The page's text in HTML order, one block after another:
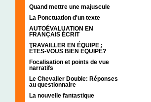
Quand mettre une majuscule
La Ponctuation d'un texte
AUTOÉVALUATION EN
FRANÇAIS ÉCRIT
TRAVAILLER EN ÉQUIPE :
ÊTES-VOUS BIEN ÉQUIPÉ?
Focalisation et points de vue
narratifs
Le Chevalier Double: Réponses
au questionnaire
La nouvelle fantastique